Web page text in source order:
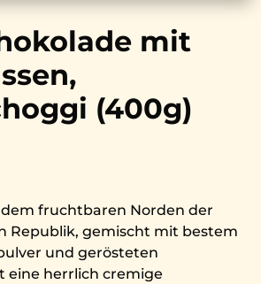
mit
(400g)
dem fruchtbaren Norden der
Republik, gemischt mit bestem
und gerösteten
eine herrlich cremige